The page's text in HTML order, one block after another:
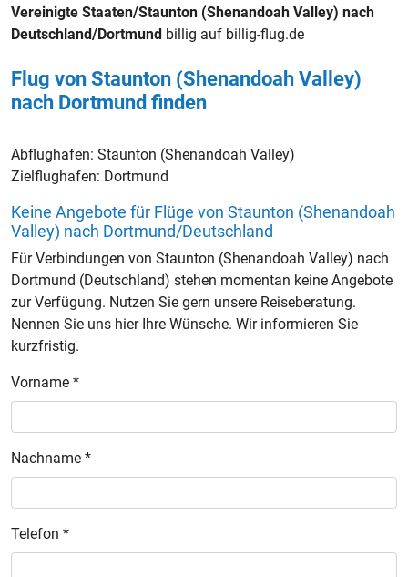
Vereinigte Staaten/Staunton (Shenandoah Valley) nach
Deutschland/Dortmund billig auf billig-flug.de
Flug von Staunton (Shenandoah Valley)
nach Dortmund finden
Abflughafen: Staunton (Shenandoah Valley)
Zielflughafen: Dortmund
Keine Angebote für Flüge von Staunton (Shenandoah
Valley) nach Dortmund/Deutschland
Für Verbindungen von Staunton (Shenandoah Valley) nach
Dortmund (Deutschland) stehen momentan keine Angebote
zur Verfügung. Nutzen Sie gern unsere Reiseberatung.
Nennen Sie uns hier Ihre Wünsche. Wir informieren Sie
kurzfristig.
Vorname *
Nachname *
Telefon *